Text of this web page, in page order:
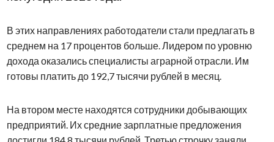
В этих направлениях работодатели стали предлагать в
среднем на 17 процентов больше. Лидером по уровню
дохода оказались специалисты аграрной отрасли. Им
готовы платить до 192,7 тысячи рублей в месяц.
На втором месте находятся сотрудники добывающих
предприятий. Их средние зарплатные предложения